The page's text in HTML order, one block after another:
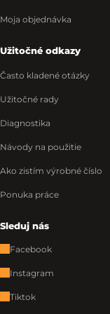
Moja objednávka
Užitočné odkazy
Často kladené otázky
Užitočné rady
Diagnostika
Návody na použitie
Ako zistím výrobné číslo
Ponuka práce
Sleduj nás
Facebook
Instagram
Tiktok